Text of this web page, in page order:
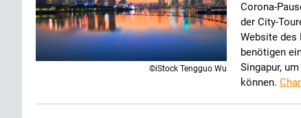
©iStock Tengguo Wu
Corona-
der City-
Website des
benötigen
Singapur,
können.